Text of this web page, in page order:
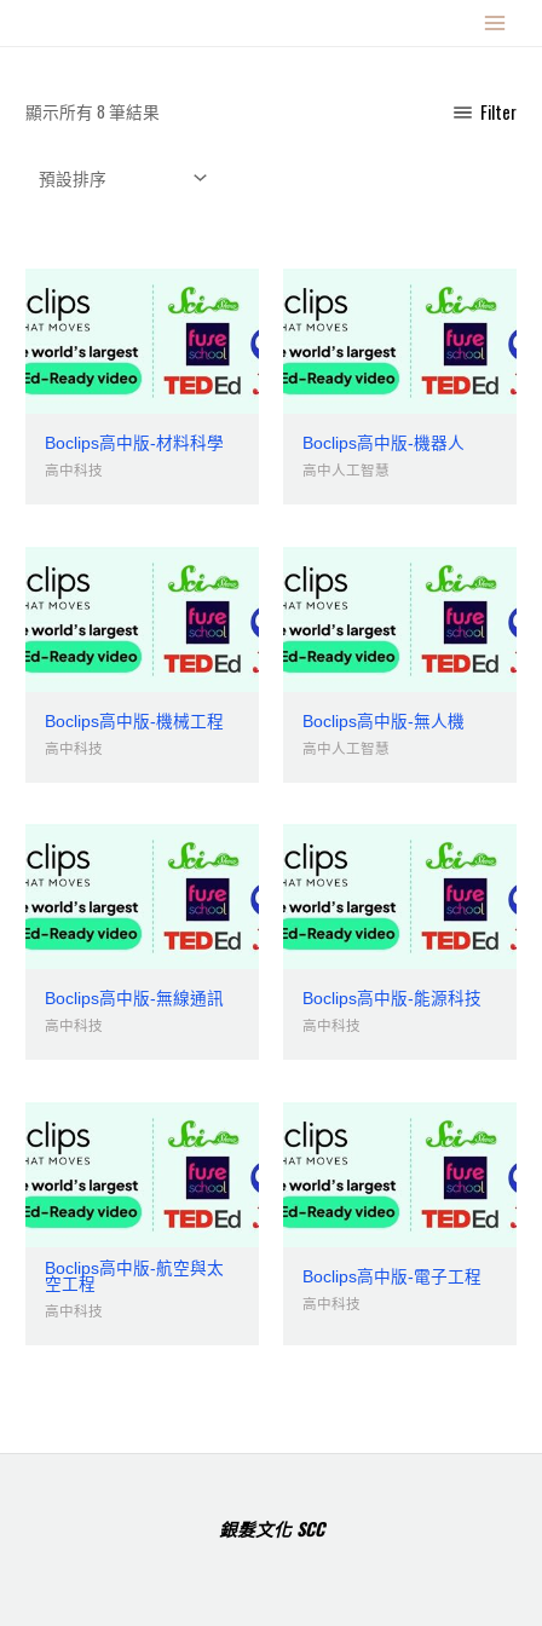
MAIN
顯示所有 8 筆結果 Filter
Boclips高中版-材料科學
高中科技
Boclips高中版-機器人
高中人工智慧
Boclips高中版-機械工程
高中科技
Boclips高中版-無人機
高中人工智慧
Boclips高中版-無線通訊
高中科技
Boclips高中版-能源科技
高中科技
Boclips高中版-航空與太
空工程
高中科技
Boclips高中版-電子工程
高中科技
銀髮文化 SCC